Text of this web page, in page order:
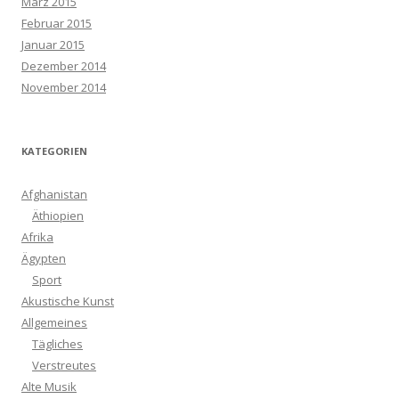
Februar 2015
Januar 2015
Dezember 2014
November 2014
KATEGORIEN
Afghanistan
Äthiopien
Afrika
Ägypten
Sport
Akustische Kunst
Allgemeines
Tägliches
Verstreutes
Alte Musik